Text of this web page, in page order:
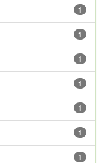
1
1
1
1
1
1
1